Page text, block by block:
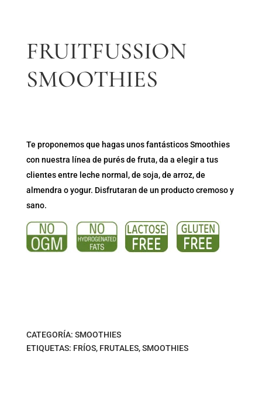
FRUITFUSSION
SMOOTHIES
Te proponemos que hagas unos fantásticos Smoothies
con nuestra línea de purés de fruta, da a elegir a tus
clientes entre leche normal, de soja, de arroz, de
almendra o yogur. Disfrutaran de un producto cremoso y
sano.
CATEGORÍA: SMOOTHIES
ETIQUETAS: FRÍOS, FRUTALES,SMOOTHIES